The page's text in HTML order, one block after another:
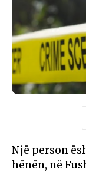
Një person
hënën, në